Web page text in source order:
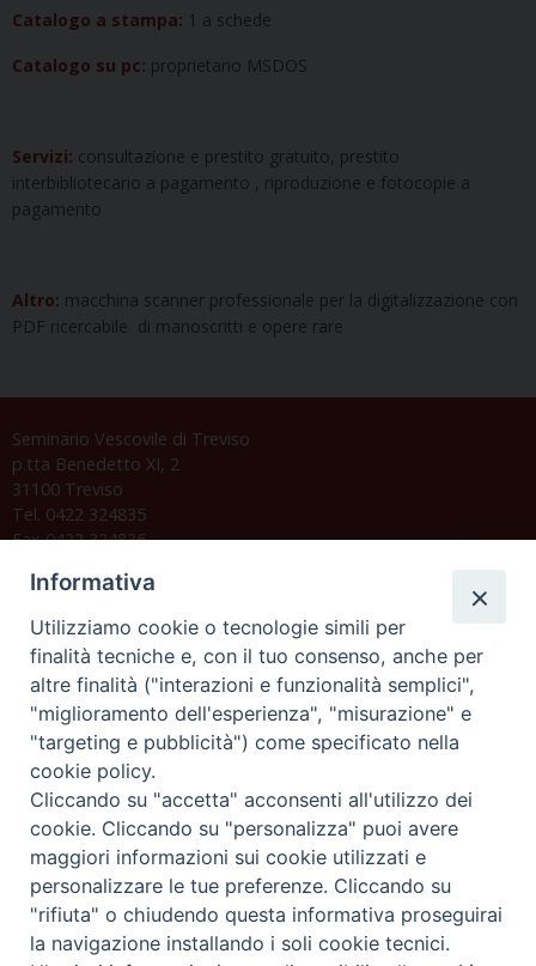
Catalogo a stampa: 1 a schede
Catalogo su pc: proprietario MSDOS
Servizi: consultazione e prestito gratuito, prestito
interbibliotecario a pagamento , riproduzione e fotocopie a
pagamento
Altro: macchina scanner professionale per la digitalizzazione con
PDF ricercabile di manoscritti e opere rare
Seminario Vescovile di Treviso
p.tta Benedetto XI, 2
31100 Treviso
Tel. 0422 324835
Fax 0422 324836
C.F. 94004060268
Orario di segreteria
Lunedì 17.30-19.30
Martedì 17.30-19.30
Mercoledì 17.30-19.30
Giovedì 17.30-19.30
Venerdì chiuso
Sabato 9.30-11.30
Privacy e sicurezza
Informativa
Utilizziamo cookie o tecnologie simili per
finalità tecniche e, con il tuo consenso, anche per
altre finalità ("interazioni e funzionalità semplici",
"miglioramento dell'esperienza", "misurazione" e
"targeting e pubblicità") come specificato nella
cookie policy.
Cliccando su "accetta" acconsenti all'utilizzo dei
cookie. Cliccando su "personalizza" puoi avere
maggiori informazioni sui cookie utilizzati e
personalizzare le tue preferenze. Cliccando su
"rifiuta" o chiudendo questa informativa proseguirai
la navigazione installando i soli cookie tecnici.